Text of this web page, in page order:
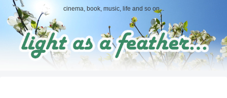
cinema, book, music, life and so on...